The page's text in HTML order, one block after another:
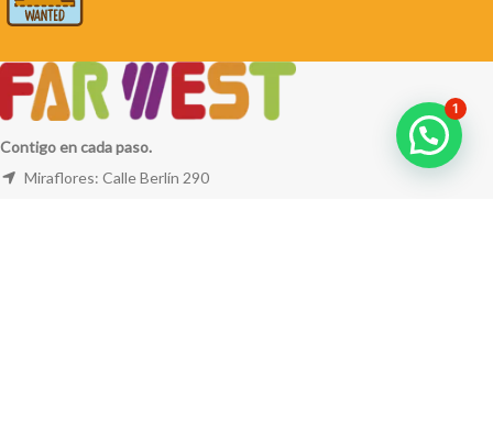
Contigo en cada paso.
Miraflores: Calle Berlín 290
1